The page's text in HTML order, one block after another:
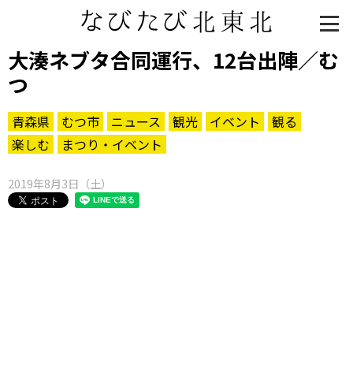
大湊ネブタ合同運行、12台出陣／む
つ
青森県 むつ市 ニュース 観光 イベント
観る
楽しむ
まつり・イベント
2019年8月3日（土）